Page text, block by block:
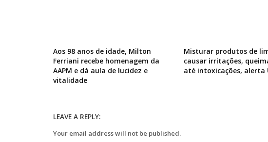
Aos 98 anos de idade, Milton
Ferriani recebe homenagem da
AAPM e dá aula de lucidez e
vitalidade
Misturar produtos de
causar irritações,
até intoxicações, alerta
LEAVE A REPLY:
Your email address will not be published.